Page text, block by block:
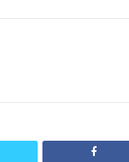
facebook